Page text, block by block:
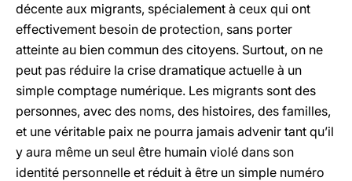
décente aux migrants, spécialement à ceux qui ont
effectivement besoin de protection, sans porter
atteinte au bien commun des citoyens. Surtout, on ne
peut pas réduire la crise dramatique actuelle à un
simple comptage numérique. Les migrants sont des
personnes, avec des noms, des histoires, des familles,
et une véritable paix ne pourra jamais advenir tant qu’il
y aura même un seul être humain violé dans son
identité personnelle et réduit à être un simple numéro